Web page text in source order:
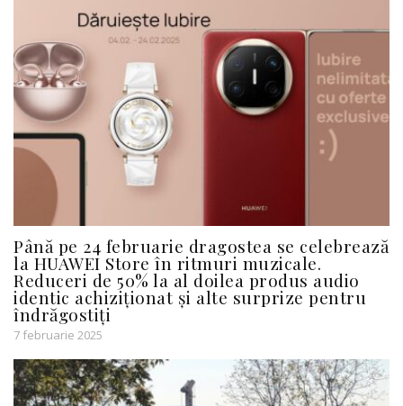
Până pe 24 februarie dragostea se celebrează
la HUAWEI Store în ritmuri muzicale.
Reduceri de 50% la al doilea produs audio
identic achiziționat și alte surprize pentru
îndrăgostiți
7 februarie 2025